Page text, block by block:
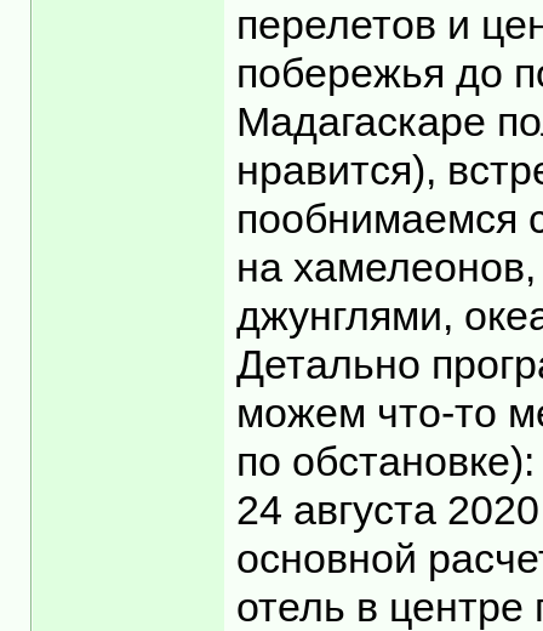
перелетов и
побережья до
Мадагаскаре
нравится),
пообнимаемся
на
джунглями,
Детально
можем что-то
по обстановке):
24 августа
основной
отель в центре